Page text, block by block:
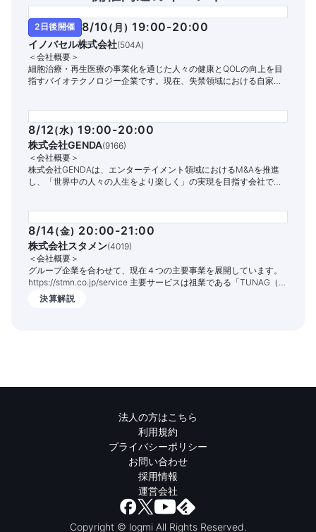
2日後開催 8/10( 月) 19:00-20:00
イノバセル株式会社(504A)
＜会社概要＞
細胞治療・再生医療の事業化を通じた人々の健康とQOLの向上を目
指すバイオテクノロジー企業です。現在、失禁領域における自家細
8/12(水) 19:00-20:00
株式会社GENDA(9166)
＜会社概要＞
株式会社GENDAは、エンターテイメント領域におけるM&Aを推進
し、「世界中の人々の人生をより楽しく」の実現を目指す会社で
8/14(金) 20:00-21:00
株式会社スタメン(4019)
＜会社概要＞
グループ企業を合わせて、現在４つの主要事業を展開しています。
https://stmn.co.jp/service 主要サービスは祖業である「TUNAG（ツ
ナグ）」という組織エンゲージメントを高めるITサービスです。
1,400社以上の企業様でご活用いただいており、従業員の定着率向上
決算解説
法人の方はこちら
利用規約
プライバシーポリシー
お問い合わせ
採用情報
運営会社
Copyright © logmi All Rights Reserved.